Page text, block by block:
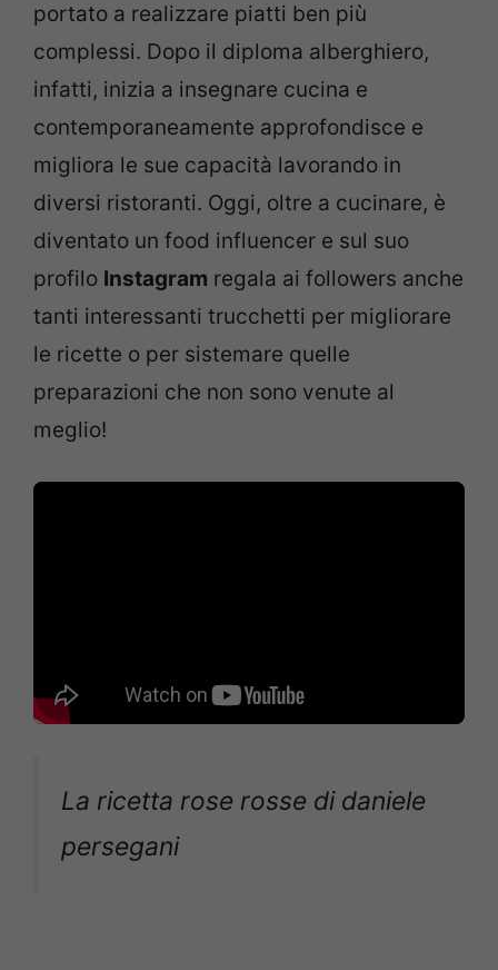
portato a realizzare piatti ben più
complessi. Dopo il diploma alberghiero,
infatti, inizia a insegnare cucina e
contemporaneamente approfondisce e
migliora le sue capacità lavorando in
diversi ristoranti. Oggi, oltre a cucinare, è
diventato un food influencer e sul suo
profilo Instagram regala ai followers anche
tanti interessanti trucchetti per migliorare
le ricette o per sistemare quelle
preparazioni che non sono venute al
meglio!
La ricetta rose rosse di daniele
persegani